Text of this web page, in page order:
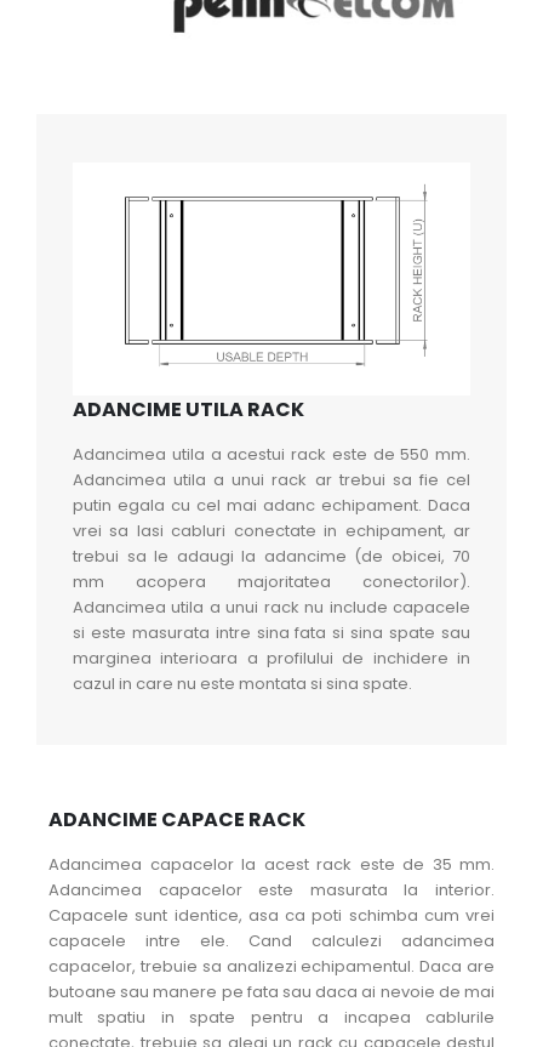
ADANCIME UTILA RACK
Adancimea utila a acestui rack este de 550 mm.
Adancimea utila a unui rack ar trebui sa fie cel
putin egala cu cel mai adanc echipament. Daca
vrei sa lasi cabluri conectate in echipament, ar
trebui sa le adaugi la adancime (de obicei, 70
mm acopera majoritatea conectorilor).
Adancimea utila a unui rack nu include capacele
si este masurata intre sina fata si sina spate sau
marginea interioara a profilului de inchidere in
cazul in care nu este montata si sina spate.
ADANCIME CAPACE RACK
Adancimea capacelor la acest rack este de 35 mm.
Adancimea capacelor este masurata la interior.
Capacele sunt identice, asa ca poti schimba cum vrei
capacele intre ele. Cand calculezi adancimea
capacelor, trebuie sa analizezi echipamentul. Daca are
butoane sau manere pe fata sau daca ai nevoie de mai
mult spatiu in spate pentru a incapea cablurile
conectate, trebuie sa alegi un rack cu capacele destul